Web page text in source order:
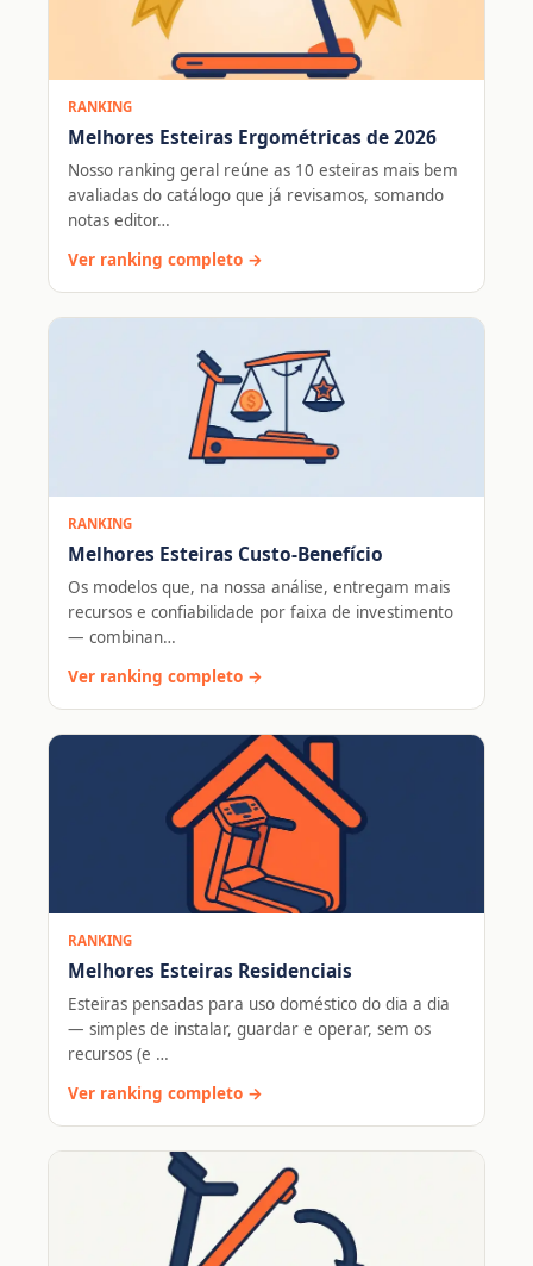
RANKING
Melhores Esteiras Ergométricas de 2026
Nosso ranking geral reúne as 10 esteiras mais bem
avaliadas do catálogo que já revisamos, somando
notas editor…
Ver ranking completo →
RANKING
Melhores Esteiras Custo-Benefício
Os modelos que, na nossa análise, entregam mais
recursos e confiabilidade por faixa de investimento
— combinan…
Ver ranking completo →
RANKING
Melhores Esteiras Residenciais
Esteiras pensadas para uso doméstico do dia a dia
— simples de instalar, guardar e operar, sem os
recursos (e …
Ver ranking completo →